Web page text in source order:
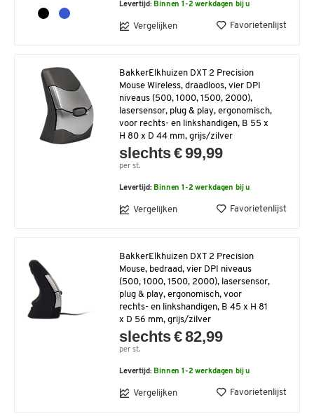
Levertijd: Binnen 1-2 werkdagen bij u
Vergelijken Favorietenlijst
BakkerElkhuizen DXT 2 Precision
Mouse Wireless, draadloos, vier DPI
niveaus (500, 1000, 1500, 2000),
lasersensor, plug & play, ergonomisch,
voor rechts- en linkshandigen, B 55 x
H 80 x D 44 mm, grijs/zilver
slechts € 99,99
per st.
Levertijd: Binnen 1-2 werkdagen bij u
Vergelijken Favorietenlijst
BakkerElkhuizen DXT 2 Precision
Mouse, bedraad, vier DPI niveaus
(500, 1000, 1500, 2000), lasersensor,
plug & play, ergonomisch, voor
rechts- en linkshandigen, B 45 x H 81
x D 56 mm, grijs/zilver
slechts € 82,99
per st.
Levertijd: Binnen 1-2 werkdagen bij u
Vergelijken Favorietenlijst